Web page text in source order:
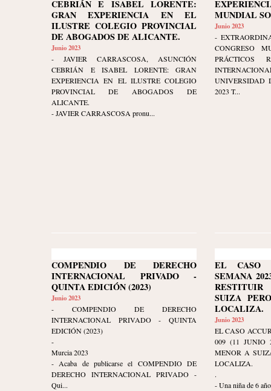
CEBRIÁN E ISABEL LORENTE:
GRAN EXPERIENCIA EN EL
ILUSTRE COLEGIO PROVINCIAL
DE ABOGADOS DE ALICANTE.
Junio 2023
- JAVIER CARRASCOSA, ASUNCIÓN
CEBRIÁN E ISABEL LORENTE: GRAN
EXPERIENCIA EN EL ILUSTRE COLEGIO
PROVINCIAL DE ABOGADOS DE
ALICANTE.
- JAVIER CARRASCOSA pronu...
MUNDIAL
Junio 2023
-
CONGRESO
PRÁCTICOS
UNIVERSIDAD
2023 T...
COMPENDIO DE DERECHO
INTERNACIONAL PRIVADO -
QUINTA EDICIÓN (2023)
Junio 2023
- COMPENDIO DE DERECHO
INTERNACIONAL PRIVADO - QUINTA
EDICIÓN (2023)
-
Murcia 2023
- Acaba de publicarse el COMPENDIO DE
DERECHO INTERNACIONAL PRIVADO -
Qui...
EL CASO
SEMANA
SUIZA
LOCALIZA.
Junio 2023
EL CASO
009 (11 JUNIO
MENOR A
LOCALIZA.
.
- Una niña de 6